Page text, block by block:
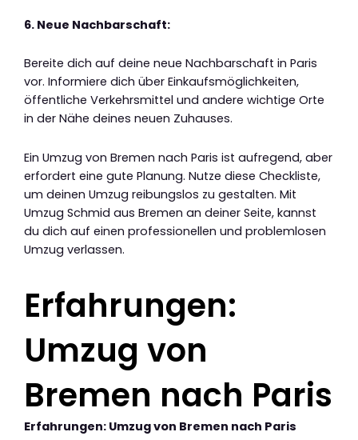
6. Neue Nachbarschaft:
Bereite dich auf deine neue Nachbarschaft in Paris
vor. Informiere dich über Einkaufsmöglichkeiten,
öffentliche Verkehrsmittel und andere wichtige Orte
in der Nähe deines neuen Zuhauses.
Ein Umzug von Bremen nach Paris ist aufregend, aber
erfordert eine gute Planung. Nutze diese Checkliste,
um deinen Umzug reibungslos zu gestalten. Mit
Umzug Schmid aus Bremen an deiner Seite, kannst
du dich auf einen professionellen und problemlosen
Umzug verlassen.
Erfahrungen:
Umzug von
Bremen nach Paris
Erfahrungen: Umzug von Bremen nach Paris